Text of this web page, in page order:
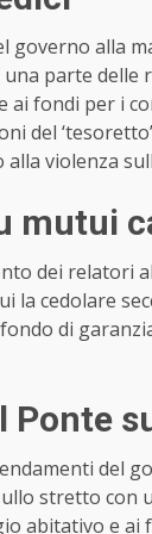
governo alla
parte delle
ai fondi per i
del
violenza
mutui
dei relatori
cedolare
di
Ponte
del
stretto con
abitativo e